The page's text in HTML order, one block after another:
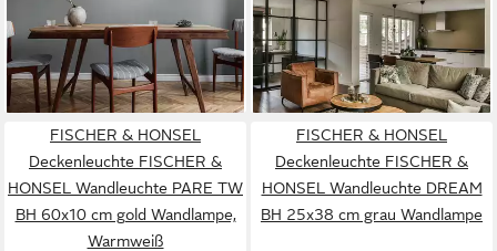
aus Stoff HOPPER-
34,99 €
lieferbar - in 3-4 Werktagen bei dir
schwenkbar Rattan Gitter
32,99 €
87,50 €
-62%
lieferbar - in 3-4 Werktagen bei dir
FISCHER & HONSEL
Deckenleuchte FISCHER &
HONSEL Wandleuchte PARE TW
BH 60x10 cm gold Wandlampe,
Warmweiß
FISCHER & HONSEL
Deckenleuchte FISCHER &
HONSEL Wandleuchte DREAM
BH 25x38 cm grau Wandlampe